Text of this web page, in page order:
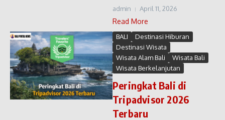
admin April 11, 2026
Read More
BALI
Destinasi Hiburan
Destinasi Wisata
Wisata Alam Bali
Wisata Bali
Wisata Berkelanjutan
Peringkat Bali di
Tripadvisor 2026
Terbaru